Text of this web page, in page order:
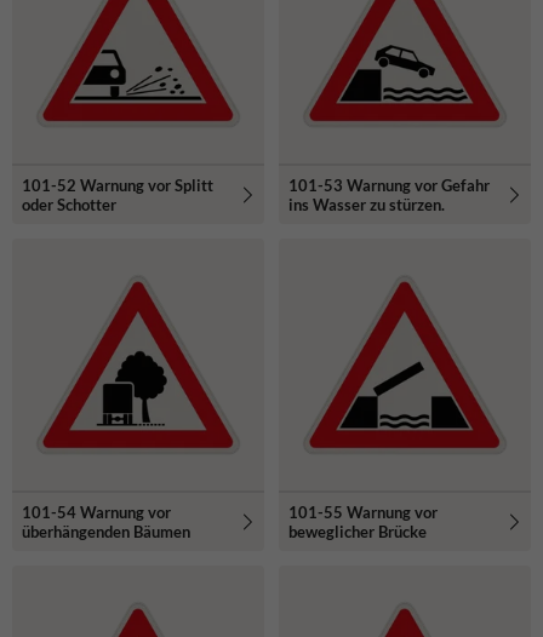
101-52 Warnung vor Splitt
oder Schotter
101-53 Warnung vor Gefahr
ins Wasser zu stürzen.
101-54 Warnung vor
überhängenden Bäumen
101-55 Warnung vor
beweglicher Brücke